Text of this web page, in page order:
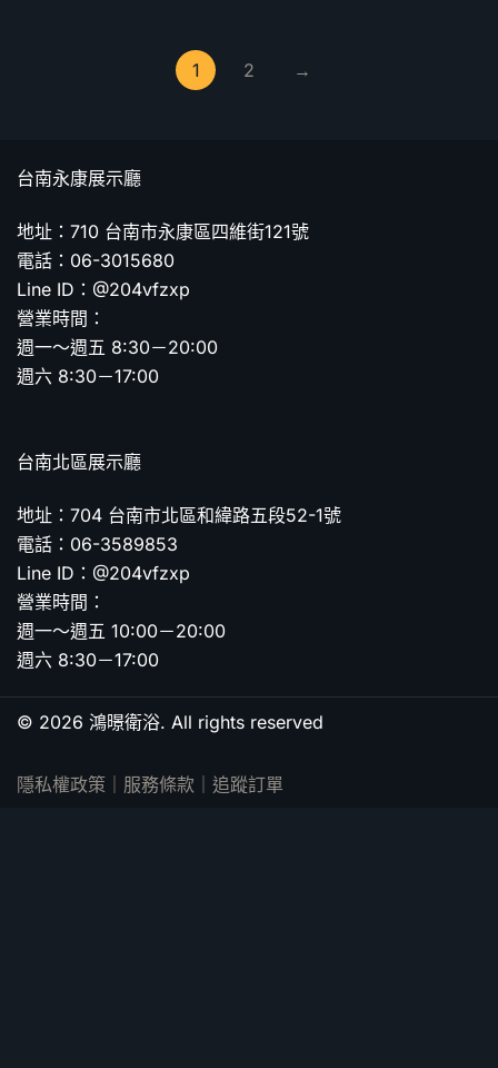
1 2 →
台南永康展示廳
地址：710 台南市永康區四維街121號
電話：06-3015680
Line ID：@204vfzxp
營業時間：
週一～週五 8:30－20:00
週六 8:30－17:00
台南北區展示廳
地址：704 台南市北區和緯路五段52-1號
電話：06-3589853
Line ID：@204vfzxp
營業時間：
週一～週五 10:00－20:00
週六 8:30－17:00
© 2026 鴻暻衛浴. All rights reserved
隱私權政策 服務條款 追蹤訂單